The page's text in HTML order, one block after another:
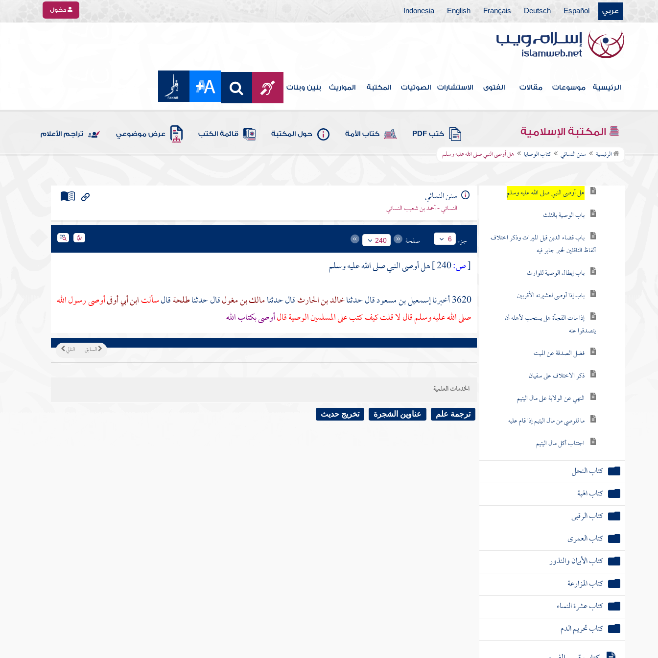
عربي Español
Deutsch
Français
English
Indonesia دخول
الرئيسية موسوعات مقالات الفتوى الاستشارات الصوتيات المكتبة المواريث بنين وبنات
المكتبة الإسلامية كتب PDF كتاب الأمة حول المكتبة قائمة الكتب عرض موضوعي تراجم الأعلام
الرئيسية سنن النسائي كتاب الوصايا هل أوصى النبي صلى الله عليه وسلم
كتاب مناسك الحج
كتاب الجهاد
كتاب النكاح
كتاب الطلاق
كتاب الخيل
كتاب الأحباس
كتاب الوصايا
هل أوصى النبي صلى الله عليه وسلم
باب الوصية بالثلث
باب قضاء الدين قبل الميراث وذكر اختلاف
ألفاظ الناقلين لخبر جابر فيه
باب إبطال الوصية للوارث
باب إذا أوصى لعشيرته الأقربين
إذا مات الفجأة هل يستحب لأهله أن
يتصدقوا عنه
فضل الصدقة عن الميت
ذكر الاختلاف على سفيان
النهي عن الولاية على مال اليتيم
ما للوصي من مال اليتيم إذا قام عليه
اجتناب أكل مال اليتيم
كتاب النحل
كتاب الهبة
كتاب الرقبى
كتاب العمرى
كتاب الأيمان والنذور
كتاب المزارعة
كتاب عشرة النساء
كتاب تحريم الدم
سنن النسائي
النسائي - أحمد بن شعيب النسائي
جزء 6 صفحة 240
[ص:
هل أوصى النبي صلى الله عليه وسلم
3620 أخبرنا
إسمعيل بن مسعودقال حدثناخالد بن الحارثقال حدثنامالك بن مغولقال حدثناطلحةقالسألتابن أبي أوفىأوصى رسول الله
صلى الله عليه وسلم قال لا قلت كيف كتب على المسلمين الوصية قالأوصى بكتاب الله
التالي السابق
الخدمات العلمية
ترجمة علم عناوين الشجرة تخريج حديث